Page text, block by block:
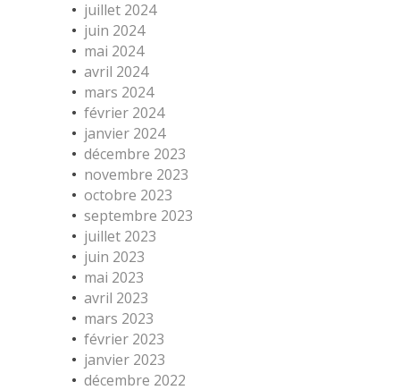
juillet 2024
juin 2024
mai 2024
avril 2024
mars 2024
février 2024
janvier 2024
décembre 2023
novembre 2023
octobre 2023
septembre 2023
juillet 2023
juin 2023
mai 2023
avril 2023
mars 2023
février 2023
janvier 2023
décembre 2022